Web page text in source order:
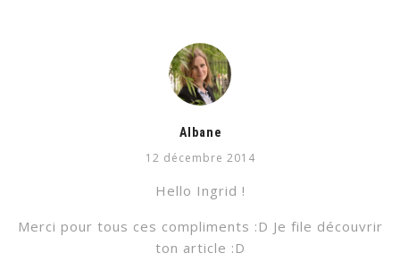
Albane
12 décembre 2014
Hello Ingrid !
Merci pour tous ces compliments :D Je file découvrir
ton article :D